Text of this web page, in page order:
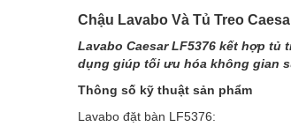
Chậu Lavabo Và Tủ Treo
Lavabo Caesar LF5376 kết hợp
dụng giúp tối ưu hóa không gian
Thông số kỹ thuật sản phẩm
Lavabo đặt bàn LF5376: